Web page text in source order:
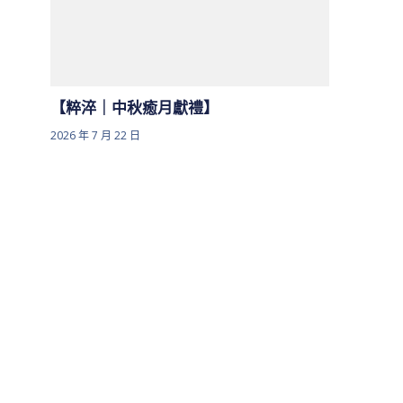
【粹淬｜中秋癒月獻禮】
2026 年 7 月 22 日